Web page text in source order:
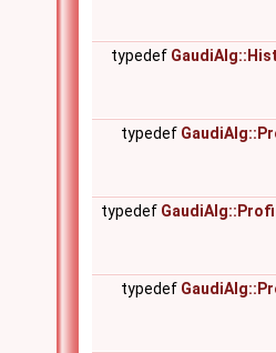
typedef
typedef
typedef
typedef